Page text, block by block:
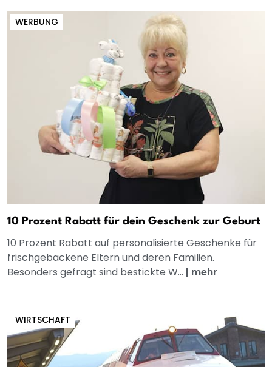
WERBUNG
10 Prozent Rabatt für dein Geschenk zur Geburt
10 Prozent Rabatt auf personalisierte Geschenke für
frischgebackene Eltern und deren Familien.
Besonders gefragt sind bestickte W... | mehr
WIRTSCHAFT